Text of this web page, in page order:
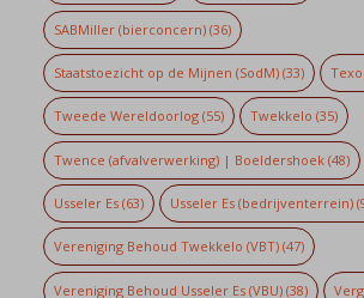
SABMiller (bierconcern)(36)
Staatstoezicht op de Mijnen (SodM)(33)
Tweede Wereldoorlog(55) Twekkelo (35)
Twence (afvalverwerking) | Boeldershoek(48)
Usseler Es(63) Usseler Es (bedrijventerrein)
Vereniging Behoud Twekkelo (VBT)(47)
Vereniging Behoud Usseler Es (VBU)(38)